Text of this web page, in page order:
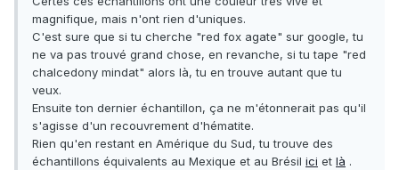
magnifique, mais n'ont rien d'uniques.
C'est sure que si tu cherche "red fox agate" sur google, tu
ne va pas trouvé grand chose, en revanche, si tu tape "red
chalcedony mindat" alors là, tu en trouve autant que tu
veux.
Ensuite ton dernier échantillon, ça ne m'étonnerait pas qu'il
s'agisse d'un recouvrement d'hématite.
Rien qu'en restant en Amérique du Sud, tu trouve des
échantillons équivalents au Mexique et au Brésil ici et là .